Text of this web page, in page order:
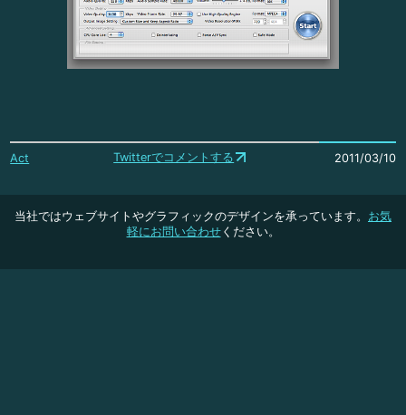
Act Twitterでコメントする 2011/03/10
当社ではウェブサイトやグラフィックのデザインを承っています。 お気
軽にお問い合わせください。